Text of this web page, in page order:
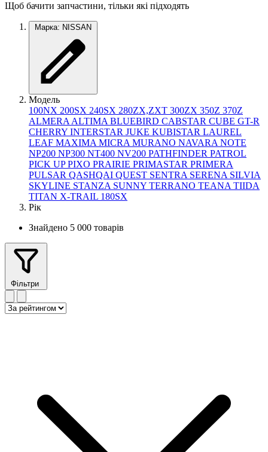
Щоб бачити запчастини, тільки які підходять
Марка: NISSAN
Модель
100NX 200SX 240SX 280ZX,ZXT 300ZX 350Z 370Z
ALMERAALTIMABLUEBIRD CABSTAR CUBE GT-R
CHERRY INTERSTAR JUKE KUBISTAR LAUREL
LEAF MAXIMAMICRAMURANO NAVARANOTE
NP200 NP300 NT400 NV200 PATHFINDER PATROL
PICK UPPIXO PRAIRIE PRIMASTAR PRIMERA
PULSAR QASHQAI QUEST SENTRA SERENA SILVIA
SKYLINE STANZA SUNNY TERRANO TEANATIIDA
TITAN X-TRAIL 180SX
Рік
Знайдено 5 000 товарів
Фільтри